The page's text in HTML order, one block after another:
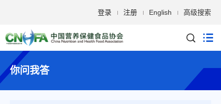
登录 注册 English 高级搜索
你问我答